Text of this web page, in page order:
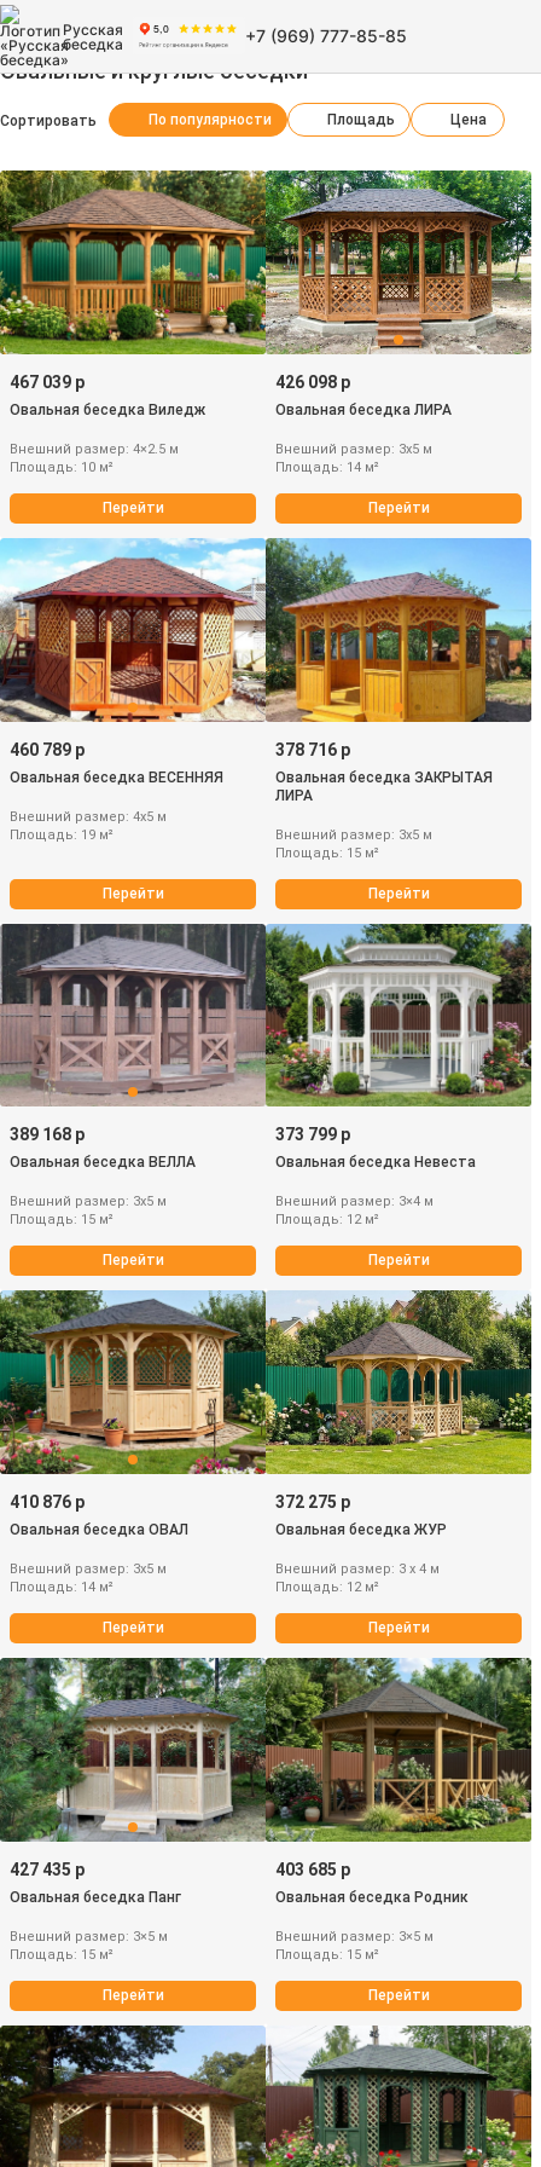
Русская
беседка
+7 (969) 777-85-85
Овальные и круглые беседки
Сортировать По популярности Площадь Цена
467 039 р
Овальная беседка Виледж
Внешний размер: 4×2.5 м
Площадь: 10 м²
Перейти
426 098 р
Овальная беседка ЛИРА
Внешний размер: 3х5 м
Площадь: 14 м²
Перейти
460 789 р
Овальная беседка ВЕСЕННЯЯ
Внешний размер: 4х5 м
Площадь: 19 м²
Перейти
378 716 р
Овальная беседка ЗАКРЫТАЯ
ЛИРА
Внешний размер: 3х5 м
Площадь: 15 м²
Перейти
389 168 р
Овальная беседка ВЕЛЛА
Внешний размер: 3х5 м
Площадь: 15 м²
Перейти
373 799 р
Овальная беседка Невеста
Внешний размер: 3×4 м
Площадь: 12 м²
Перейти
410 876 р
Овальная беседка ОВАЛ
Внешний размер: 3х5 м
Площадь: 14 м²
Перейти
372 275 р
Овальная беседка ЖУР
Внешний размер: 3 х 4 м
Площадь: 12 м²
Перейти
427 435 р
Овальная беседка Панг
Внешний размер: 3×5 м
Площадь: 15 м²
Перейти
403 685 р
Овальная беседка Родник
Внешний размер: 3×5 м
Площадь: 15 м²
Перейти